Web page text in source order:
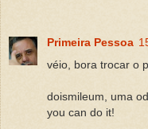
Primeira Pessoa
véio, bora trocar o
doismileum, uma
you can do it!